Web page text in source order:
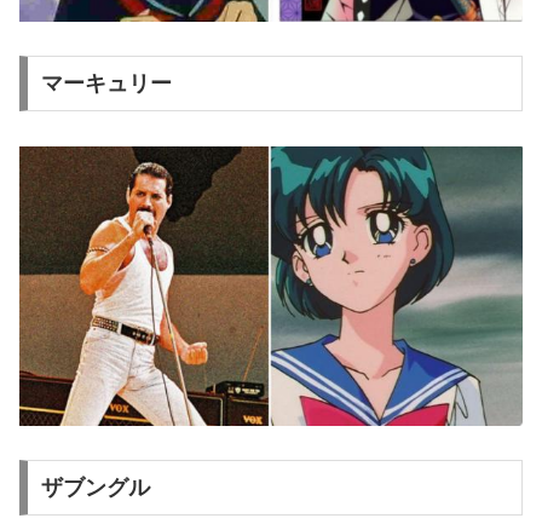
マーキュリー
ザブングル